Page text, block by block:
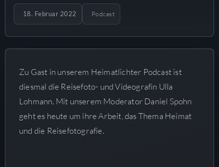
18. Februar 2022 Podcast
Zu Gast in unserem Heimatlichter Podcast ist
diesmal die Reisefoto- und Videografin Ulla
Lohmann. Mit unserem Moderator Daniel Spohn
geht es heute um ihre Arbeit, das Thema Heimat
und die Reisefotografie.